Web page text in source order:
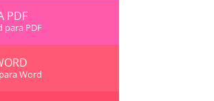
PDF
para PDF
Word